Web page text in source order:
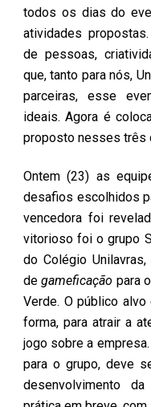
todos os dias do
atividades
de pessoas,
que, tanto para nós,
parceiras, esse
ideais. Agora é
proposto nesses três
Ontem (23) as
desafios escolhidos
vencedora foi
vitorioso foi o grupo
do Colégio
degameficação para
Verde. O público
forma, para atrair a
jogo sobre a
para o grupo, deve
desenvolvimento